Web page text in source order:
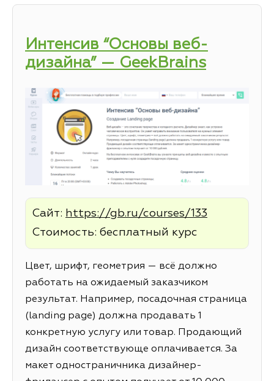
Интенсив “Основы веб-
дизайна” — GeekBrains
Сайт: https://gb.ru/courses/133
Стоимость: бесплатный курс
Цвет, шрифт, геометрия — всё должно
работать на ожидаемый заказчиком
результат. Например, посадочная страница
(landing page) должна продавать 1
конкретную услугу или товар. Продающий
дизайн соответствующе оплачивается. За
макет одностраничника дизайнер-